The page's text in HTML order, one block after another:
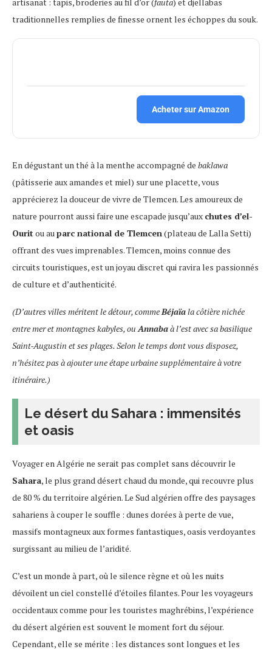
traditionnelles remplies de finesse ornent les échoppes du souk.
Acheter sur Amazon
En dégustant un thé à la menthe accompagné de baklawa
(pâtisserie aux amandes et miel) sur une placette, vous
apprécierez la douceur de vivre de Tlemcen. Les amoureux de
nature pourront aussi faire une escapade jusqu’aux chutes d’el-
Ourit ou auparc national de Tlemcen(plateau de Lalla Setti)
offrant des vues imprenables. Tlemcen, moins connue des
circuits touristiques, est un joyau discret qui ravira les passionnés
de culture et d’authenticité.
(D’autres villes méritent le détour, commeBéjaïala côtière nichée
entre mer et montagnes kabyles, ouAnnabaà l’est avec sa basilique
Saint-Augustin et ses plages. Selon le temps dont vous disposez,
n’hésitez pas à ajouter une étape urbaine supplémentaire à votre
itinéraire.)
Le désert du Sahara : immensités
et oasis
Voyager en Algérie ne serait pas complet sans découvrir le
Sahara, le plus grand désert chaud du monde, qui recouvre plus
de 80 % du territoire algérien. Le Sud algérien offre des paysages
sahariens à couper le souffle : dunes dorées à perte de vue,
massifs montagneux aux formes fantastiques, oasis verdoyantes
surgissant au milieu de l’aridité.
C’est un monde à part, où le silence règne et où les nuits
dévoilent un ciel constellé d’étoiles filantes. Pour les voyageurs
occidentaux comme pour les touristes maghrébins, l’expérience
du désert algérien est souvent le moment fort du séjour.
Cependant, elle se mérite : les distances sont longues et les